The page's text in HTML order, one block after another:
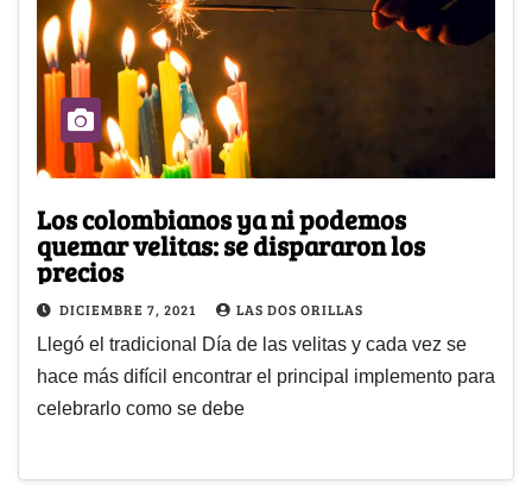
Los colombianos ya ni podemos
quemar velitas: se dispararon los
precios
DICIEMBRE 7, 2021 LAS DOS ORILLAS
Llegó el tradicional Día de las velitas y cada vez se
hace más difícil encontrar el principal implemento para
celebrarlo como se debe